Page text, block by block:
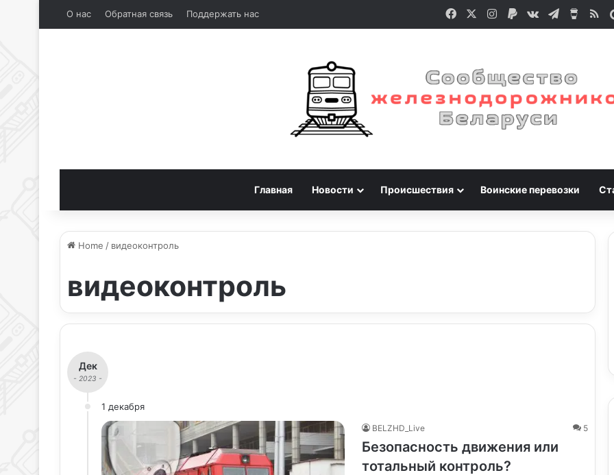
О нас Обратная связь Поддержать нас FacebookInstagram
Paypalvk.com
Telegram
Buy
Главная Новости Происшествия Воинские перевозки
Home / видеоконтроль
видеоконтроль
Дек
- 2023 -
1 декабря
BELZHD_Live 5
Безопасность движения или
тотальный контроль?